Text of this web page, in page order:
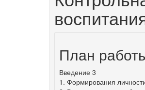
План
Введение 3
1. Формирования